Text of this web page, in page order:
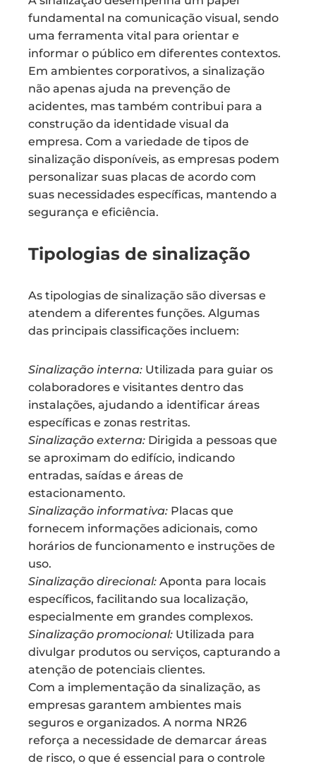
fundamental na comunicação visual, sendo
uma ferramenta vital para orientar e
informar o público em diferentes contextos.
Em ambientes corporativos, a sinalização
não apenas ajuda na prevenção de
acidentes, mas também contribui para a
construção da identidade visual da
empresa. Com a variedade de tipos de
sinalização disponíveis, as empresas podem
personalizar suas placas de acordo com
suas necessidades específicas, mantendo a
segurança e eficiência.
Tipologias de sinalização
As tipologias de sinalização são diversas e
atendem a diferentes funções. Algumas
das principais classificações incluem:
Sinalização interna: Utilizada para guiar os
colaboradores e visitantes dentro das
instalações, ajudando a identificar áreas
específicas e zonas restritas.
Sinalização externa: Dirigida a pessoas que
se aproximam do edifício, indicando
entradas, saídas e áreas de
estacionamento.
Sinalização informativa: Placas que
fornecem informações adicionais, como
horários de funcionamento e instruções de
uso.
Sinalização direcional: Aponta para locais
específicos, facilitando sua localização,
especialmente em grandes complexos.
Sinalização promocional: Utilizada para
divulgar produtos ou serviços, capturando a
atenção de potenciais clientes.
Com a implementação da sinalização, as
empresas garantem ambientes mais
seguros e organizados. A norma NR26
reforça a necessidade de demarcar áreas
de risco, o que é essencial para o controle